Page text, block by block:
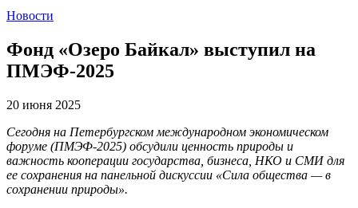
Новости
Фонд «Озеро Байкал» выступил на
ПМЭФ-2025
20 июня 2025
Сегодня на Петербургском международном экономическом
форуме (ПМЭФ-2025) обсудили ценность природы и
важность кооперации государства, бизнеса, НКО и СМИ для
ее сохранения на панельной дискуссии «Сила общества — в
сохранении природы».